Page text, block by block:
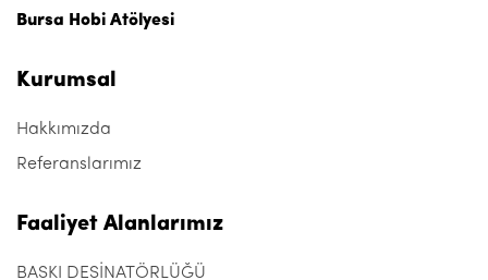
Bursa Hobi Atölyesi
Kurumsal
Hakkımızda
Referanslarımız
Faaliyet Alanlarımız
BASKI DESİNATÖRLÜĞÜ